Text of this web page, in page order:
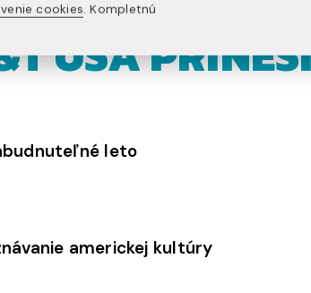
USA
leto
americkej kultúry
cookies. Kompletnú